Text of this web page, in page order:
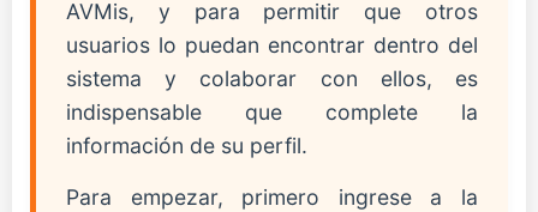
AVMis, y para permitir que otros
usuarios lo puedan encontrar dentro del
sistema y colaborar con ellos, es
indispensable que complete la
información de su perfil.
Para empezar, primero ingrese a la